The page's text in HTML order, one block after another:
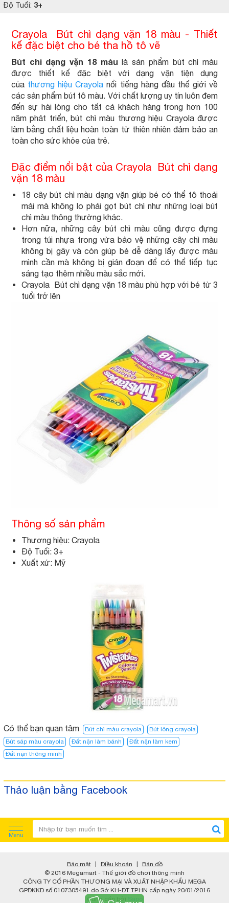
Độ Tuổi: 3+
Crayola Bút chì dạng vặn 18 màu - Thiết
kế đặc biệt cho bé tha hồ tô vẽ
Bút chì dạng vặn 18 màu là sản phẩm bút chì màu
được thiết kế đặc biệt với dạng vặn tiện dụng
của thương hiệu Crayola nổi tiếng hàng đầu thế giới về
các sản phẩm bút tô màu. Với chất lượng uy tín luôn đem
đến sự hài lòng cho tất cả khách hàng trong hơn 100
năm phát triển, bút chì màu thương hiệu Crayola được
làm bằng chất liệu hoàn toàn từ thiên nhiên đảm bảo an
toàn cho sức khỏe của trẻ.
Đặc điểm nổi bật của Crayola Bút chì dạng
vặn 18 màu
18 cây bút chì màu dạng vặn giúp bé có thể tô thoải
mái mà không lo phải gọt bút chì như những loại bút
chì màu thông thường khác.
Hơn nữa, những cây bút chì màu cũng được đựng
trong túi nhựa trong vừa bảo vệ những cây chì màu
không bị gãy và còn giúp bé dễ dàng lấy được màu
mình cần mà không bị gián đoạn để có thể tiếp tục
sáng tạo thêm nhiều màu sắc mới.
Crayola Bút chì dạng vặn 18 màu phù hợp với bé từ 3
tuổi trở lên
Thông số sản phẩm
Thương hiệu: Crayola
Độ Tuổi: 3+
Xuất xứ: Mỹ
Có thể bạn quan tâm Bút chì màu crayola
Bút lông crayola
Bút sáp màu crayola
Đất nặn làm bánh
Đất nặn làm kem
Đất nặn thông minh
Thảo luận bằng Facebook
Menu
Bảo mật Điều khoản
Bản đồ
© 2016 Megamart - Thế giới đồ chơi thông minh
CÔNG TY CỔ PHẦN THƯƠNG MẠI VÀ XUẤT NHẬP KHẨU MEGA
GPĐKKD số 0107305491 do Sở KH-ĐT TP.HN cấp ngày 20/01/2016
Cung cấp bởi